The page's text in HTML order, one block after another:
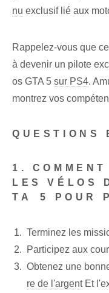
nu exclusif lié aux
Rappelez-vous que
à devenir un pilote
os GTA 5 sur PS4.
montrez vos
QUESTIONS
1.
LES VÉLOS
TA⁤ 5 POUR
Terminez les
Participez aux
Obtenez une
re de l'argentEt